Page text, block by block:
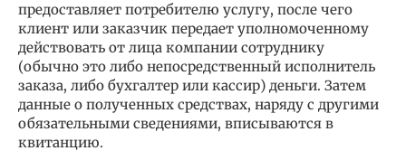
предоставляет потребителю услугу, после чего
клиент или заказчик передает уполномоченному
действовать от лица компании сотруднику
(обычно это либо непосредственный исполнитель
заказа, либо бухгалтер или кассир) деньги. Затем
данные о полученных средствах, наряду с другими
обязательными сведениями, вписываются в
квитанцию.